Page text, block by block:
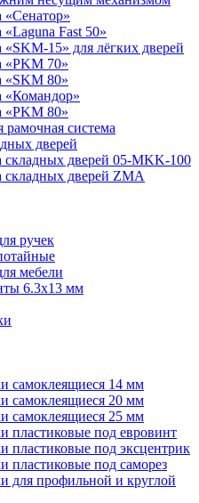
«Сенатор»
Fast 50»
«SKM-15» для лёгких дверей
«PKM 70»
«SKM 80»
«Командор»
«PKM 80»
рамочная система
дверей
складных дверей 05-MKK-100
складных дверей ZMA
ручек
мебели
6.3х13 мм
самоклеящиеся 14 мм
самоклеящиеся 20 мм
самоклеящиеся 25 мм
пластиковые под евровинт
пластиковые под эксцентрик
пластиковые под саморез
для профильной и круглой